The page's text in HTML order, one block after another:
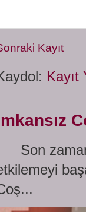
Kayıt
Kayıt
Son